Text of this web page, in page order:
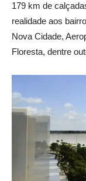
179 km de
realidade aos
Nova Cidade,
Floresta, dentre